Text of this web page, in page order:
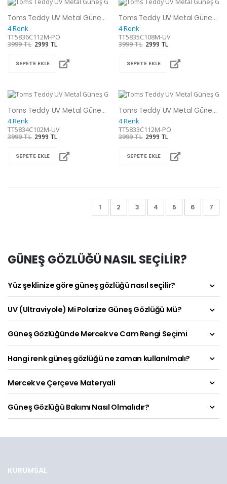
Toms Teddy UV Metal Güneş Gözlüğü
4 Renk
TT5836C112M-PO
3999 TL 2999 TL
SEPETE EKLE
Toms Teddy UV Metal Güneş Gözlüğü
4 Renk
TT5835C108M-UV
3999 TL 2999 TL
SEPETE EKLE
Toms Teddy UV Metal Güneş Gözlüğü
4 Renk
TT5834C102M-UV
3999 TL 2999 TL
SEPETE EKLE
Toms Teddy UV Metal Güneş Gözlüğü
4 Renk
TT5833C112M-PO
3999 TL 2999 TL
SEPETE EKLE
1 2 3 4 5 6 7
GÜNEŞ GÖZLÜĞÜ NASIL SEÇİLİR?
Yüz şeklinize göre güneş gözlüğü nasıl seçilir?
UV (Ultraviyole) Mi Polarize Güneş Gözlüğü Mü?
Güneş Gözlüğünde Mercek ve Cam Rengi Seçimi
Hangi renk güneş gözlüğü ne zaman kullanılmalı?
Mercek ve Çerçeve Materyali
Güneş Gözlüğü Bakımı Nasıl Olmalıdır?
KURUMSAL